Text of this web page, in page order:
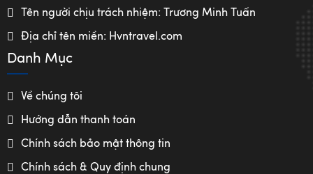
Tên người chịu trách nhiệm: Trương Minh Tuấn
Địa chỉ tên miền: Hvntravel.com
Danh Mục
Về chúng tôi
Hướng dẫn thanh toán
Chính sách bảo mật thông tin
Chính sách & Quy định chung